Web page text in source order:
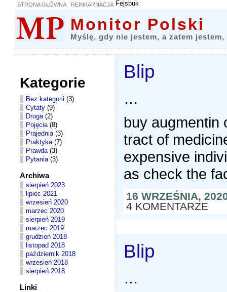
STRONA GŁÓWNA REINKARNACJA Fejsbuk
Monitor Polski
Myślę, gdy nie jestem, a zatem
Kategorie
Bez kategorii (3)
Cytaty (9)
Droga (2)
Pojęcia (8)
Prajednia (3)
Praktyka (7)
Prawda (3)
Pytania (3)
Archiwa
sierpień 2023
lipiec 2021
wrzesień 2020
marzec 2020
sierpień 2019
marzec 2019
grudzień 2018
listopad 2018
październik 2018
wrzesień 2018
sierpień 2018
Linki
Blip
…
buy augmentin
tract of
expensive
as check the
16 WRZEŚNIA,
4 KOMENTARZE
Blip
…